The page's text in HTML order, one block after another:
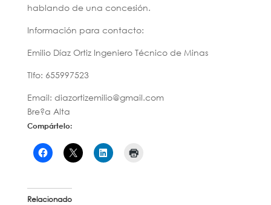
hablando de una concesión.
Información para contacto:
Emilio Díaz Ortiz Ingeniero Técnico de Minas
Tlfo: 655997523
Email: diazortizemilio@gmail.com
Bre?a Alta
Compártelo:
Relacionado